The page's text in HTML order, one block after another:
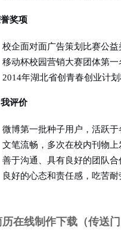
奖项
校企面对面广告策划比赛公
移动杯校园营销大赛团体第一
2014年湖北省创青春创业计
评价
微博第一批种子用户，活跃
文笔流畅，多次在校内刊物
善于沟通、具有良好的团队
良好的心态和责任感，吃苦
历在线制作下载（传送